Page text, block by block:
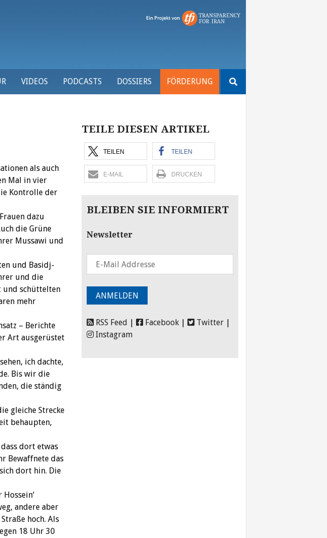
VIDEOS PODCASTS DOSSIERS FÖRDERUNG
nach:
als auch
Mal in vier
Kontrolle der
dazu
die Grüne
Mussawi und
und Basidj-‎
und die
und schüttelten
mehr
– Berichte
Art ausgerüstet
ich dachte,
Bis wir die
die ständig
gleiche Strecke
behaupten,
dort etwas
Bewaffnete das
dort hin. Die
andere aber
hoch. Als
18 Uhr 30
TEILE DIESEN ARTIKEL
TEILEN TEILEN
E-MAIL DRUCKEN
BLEIBEN SIE INFORMIERT
Newsletter
RSS Feed Facebook Twitter
Instagram